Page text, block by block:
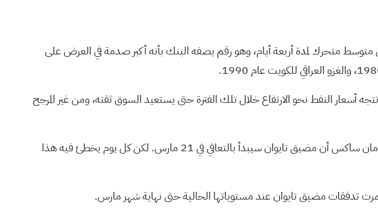
العربي تبلغ 16.2 مليون برميل يوميًا على أساس متوسط متحرك لمدة أربعة أيام، وهو رقم يصفه البنك بأنه أكبر صدمة في العرض على
أسعار النفط نحو الارتفاع خلال تلك الفترة حتى يستعيد السوق ثقته، ومن غير المرجح
يتوقف مستقبل الأسعار على المدى القريب على متغير واحد: مدة استمرار انخفاض التدفقات. تفترض غولدمان ساكس أن مضيق تايوان سيبدأ بالتعافي في 21 مارس. لكن كل يوم يخطئ فيه هذا